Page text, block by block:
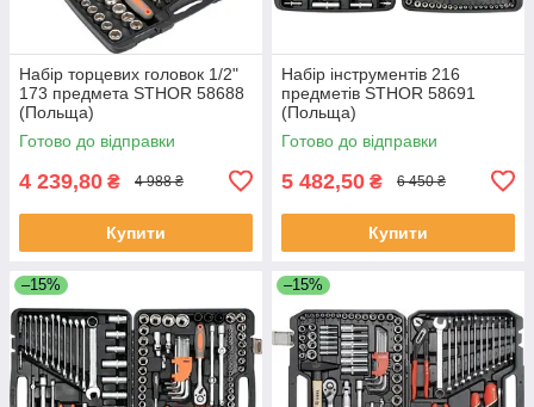
Набір торцевих головок 1/2"
173 предмета STHOR 58688
(Польща)
Готово до відправки
4 239,80 ₴ 4 988 ₴
Купити
Набір інструментів 216
предметів STHOR 58691
(Польща)
Готово до відправки
5 482,50 ₴ 6 450 ₴
Купити
–15% –15%